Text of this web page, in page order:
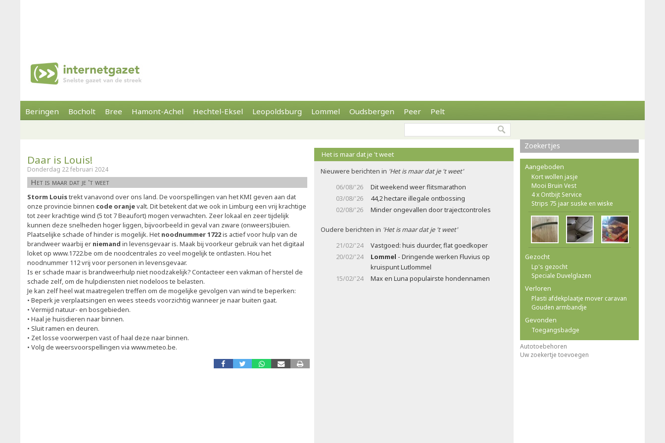
Beringen Bocholt Bree Hamont-Achel Hechtel-Eksel Leopoldsburg Lommel Oudsbergen Peer Pelt
Daar is Louis!
Donderdag 22 februari 2024
Het is maar dat je 't weet
Storm Louistrekt vanavond over ons land. De voorspellingen van het KMI geven aan dat
onze provincie binnen code oranjevalt. Dit betekent dat we ook in Limburg een vrij krachtige
tot zeer krachtige wind (5 tot 7 Beaufort) mogen verwachten. Zeer lokaal en zeer tijdelijk
kunnen deze snelheden hoger liggen, bijvoorbeeld in geval van zware (onweers)buien.
Plaatselijke schade of hinder is mogelijk. Het noodnummer 1722is actief voor hulp van de
brandweer waarbij er niemand in levensgevaar is. Maak bij voorkeur gebruik van het digitaal
loket op www.1722.be om de noodcentrales zo veel mogelijk te ontlasten. Hou het
noodnummer 112 vrij voor personen in levensgevaar.
Is er schade maar is brandweerhulp niet noodzakelijk? Contacteer een vakman of herstel de
schade zelf, om de hulpdiensten niet nodeloos te belasten.
Je kan zelf heel wat maatregelen treffen om de mogelijke gevolgen van wind te beperken:
• Beperk je verplaatsingen en wees steeds voorzichtig wanneer je naar buiten gaat.
• Vermijd natuur- en bosgebieden.
• Haal je huisdieren naar binnen.
• Sluit ramen en deuren.
• Zet losse voorwerpen vast of haal deze naar binnen.
• Volg de weersvoorspellingen via www.meteo.be.
Het is maar dat je 't weet
Nieuwere berichten in 'Het is maar dat je 't weet'
06/08/'26
Dit weekend weer flitsmarathon
03/08/'26
44,2 hectare illegale ontbossing
02/08/'26
Minder ongevallen door trajectcontroles
Oudere berichten in 'Het is maar dat je 't weet'
21/02/'24
Vastgoed: huis duurder, flat goedkoper
20/02/'24
Lommel - Dringende werken Fluvius op
kruispunt Lutlommel
15/02/'24
Max en Luna populairste hondennamen
Zoekertjes
Aangeboden
Kort wollen jasje
Mooi Bruin Vest
4 x Ontbijt Service
Strips 75 jaar suske en wiske
Gezocht
Lp's gezocht
Speciale Duvelglazen
Verloren
Plasti afdekplaatje mover caravan
Gouden armbandje
Gevonden
Toegangsbadge
Autotoebehoren
Uw zoekertje toevoegen